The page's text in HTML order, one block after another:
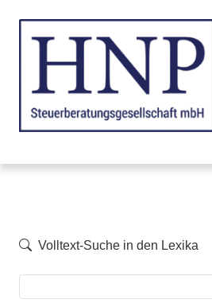
Volltext-Suche in den Lexika